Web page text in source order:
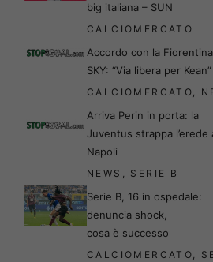
big italiana – SUN
CALCIOMERCATO
Accordo con la
SKY: “Via libera per Kean”
CALCIOMERCATO,
Arriva Perin in porta: la
Juventus strappa l’erede
Napoli
NEWS , SERIE B
Serie B, 16 in ospedale:
denuncia shock,
cosa è successo
CALCIOMERCATO,